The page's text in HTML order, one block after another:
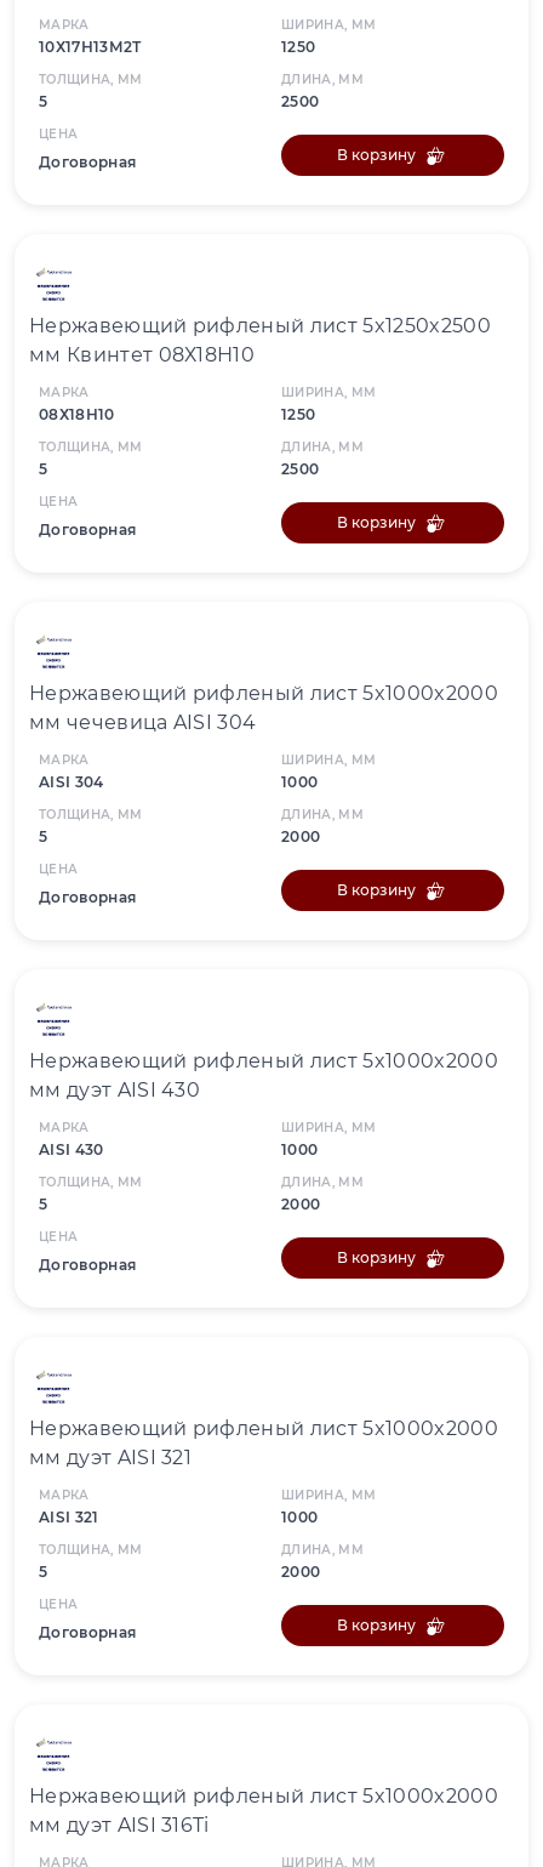
МАРКА
10Х17Н13М2Т
ШИРИНА, ММ
1250
ТОЛЩИНА, ММ
5
ДЛИНА, ММ
2500
ЦЕНА
Договорная В корзину
Нержавеющий рифленый лист 5x1250x2500
мм Квинтет 08Х18Н10
МАРКА
08Х18Н10
ШИРИНА, ММ
1250
ТОЛЩИНА, ММ
5
ДЛИНА, ММ
2500
ЦЕНА
Договорная В корзину
Нержавеющий рифленый лист 5x1000x2000
мм чечевица AISI 304
МАРКА
AISI 304
ШИРИНА, ММ
1000
ТОЛЩИНА, ММ
5
ДЛИНА, ММ
2000
ЦЕНА
Договорная В корзину
Нержавеющий рифленый лист 5x1000x2000
мм дуэт AISI 430
МАРКА
AISI 430
ШИРИНА, ММ
1000
ТОЛЩИНА, ММ
5
ДЛИНА, ММ
2000
ЦЕНА
Договорная В корзину
Нержавеющий рифленый лист 5x1000x2000
мм дуэт AISI 321
МАРКА
AISI 321
ШИРИНА, ММ
1000
ТОЛЩИНА, ММ
5
ДЛИНА, ММ
2000
ЦЕНА
Договорная В корзину
Нержавеющий рифленый лист 5x1000x2000
мм дуэт AISI 316Ti
МАРКА ШИРИНА, ММ